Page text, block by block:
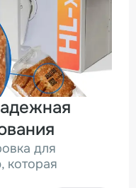
для
которая